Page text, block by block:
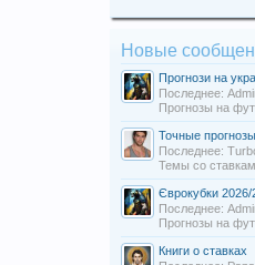
Новые
Прогнози на
Последнее:
Прогнозы на
Точные
Последнее:
Темы со
Єврокубки 2026/
Последнее:
Прогнозы на
Книги о ставках